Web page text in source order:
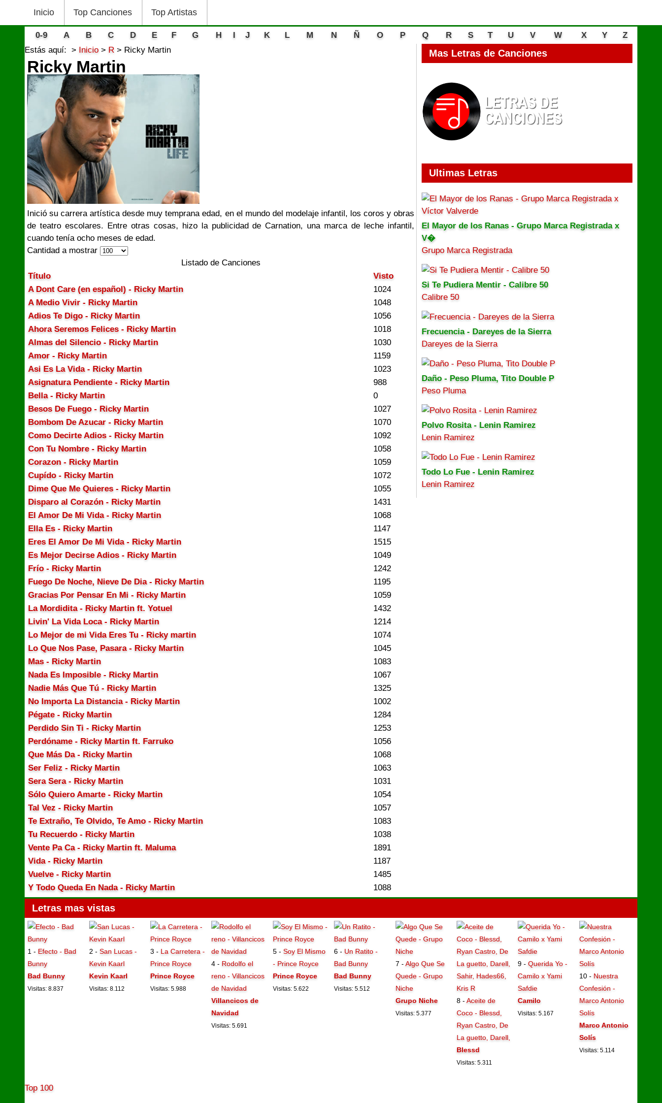
Inicio Top Canciones Top Artistas
0-9 A B C D E F G H I J K L M N Ñ O P Q R S T U V W X Y
Z
Estás aquí:
Inicio R Ricky Martin
Ricky Martin
Inició su carrera artística desde muy temprana edad, en el mundo del modelaje infantil, los coros y obras
de teatro escolares. Entre otras cosas, hizo la publicidad de Carnation, una marca de leche infantil,
cuando tenía ocho meses de edad.
Cantidad a mostrar
Listado de Canciones
Título
Visto
A Dont Care (en español) - Ricky Martin
1024
A Medio Vivir - Ricky Martin
1048
Adios Te Digo - Ricky Martin
1056
Ahora Seremos Felices - Ricky Martin
1018
Almas del Silencio - Ricky Martin
1030
Amor - Ricky Martin
1159
Asi Es La Vida - Ricky Martin
1023
Asignatura Pendiente - Ricky Martin
988
Bella - Ricky Martin
0
Besos De Fuego - Ricky Martin
1027
Bombom De Azucar - Ricky Martin
1070
Como Decirte Adios - Ricky Martin
1092
Con Tu Nombre - Ricky Martin
1058
Corazon - Ricky Martin
1059
Cupído - Ricky Martin
1072
Dime Que Me Quieres - Ricky Martin
1055
Disparo al Corazón - Ricky Martin
1431
El Amor De Mi Vida - Ricky Martin
1068
Ella Es - Ricky Martin
1147
Eres El Amor De Mi Vida - Ricky Martin
1515
Es Mejor Decirse Adios - Ricky Martin
1049
Frío - Ricky Martin
1242
Fuego De Noche, Nieve De Dia - Ricky Martin
1195
Gracias Por Pensar En Mi - Ricky Martin
1059
La Mordidita - Ricky Martin ft. Yotuel
1432
Livin' La Vida Loca - Ricky Martin
1214
Lo Mejor de mi Vida Eres Tu - Ricky martin
1074
Lo Que Nos Pase, Pasara - Ricky Martin
1045
Mas - Ricky Martin
1083
Nada Es Imposible - Ricky Martin
1067
Nadie Más Que Tú - Ricky Martin
1325
No Importa La Distancia - Ricky Martin
1002
Pégate - Ricky Martin
1284
Perdido Sin Ti - Ricky Martin
1253
Perdóname - Ricky Martin ft. Farruko
1056
Que Más Da - Ricky Martin
1068
Ser Feliz - Ricky Martin
1063
Sera Sera - Ricky Martin
1031
Sólo Quiero Amarte - Ricky Martin
1054
Tal Vez - Ricky Martin
1057
Te Extraño, Te Olvido, Te Amo - Ricky Martin
1083
Tu Recuerdo - Ricky Martin
1038
Vente Pa Ca - Ricky Martin ft. Maluma
1891
Vida - Ricky Martin
1187
Vuelve - Ricky Martin
1485
Y Todo Queda En Nada - Ricky Martin
1088
Mas Letras de Canciones
Ultimas Letras
El Mayor de los Ranas - Grupo Marca Registrada x
V�
Grupo Marca Registrada
Si Te Pudiera Mentir - Calibre 50
Calibre 50
Frecuencia - Dareyes de la Sierra
Dareyes de la Sierra
Daño - Peso Pluma, Tito Double P
Peso Pluma
Polvo Rosita - Lenin Ramirez
Lenin Ramirez
Todo Lo Fue - Lenin Ramirez
Lenin Ramirez
Letras mas vistas
1 - Efecto - Bad
Bunny
Bad Bunny
Visitas: 8.837
2 - San Lucas -
Kevin Kaarl
Kevin Kaarl
Visitas: 8.112
3 - La Carretera -
Prince Royce
Prince Royce
Visitas: 5.988
4 - Rodolfo el
reno - Villancicos
de Navidad
Villancicos de
Navidad
Visitas: 5.691
5 - Soy El Mismo
- Prince Royce
Prince Royce
Visitas: 5.622
6 - Un Ratito -
Bad Bunny
Bad Bunny
Visitas: 5.512
7 - Algo Que Se
Quede - Grupo
Niche
Grupo Niche
Visitas: 5.377
8 - Aceite de
Coco - Blessd,
Ryan Castro, De
La guetto, Darell,
Blessd
Visitas: 5.311
9 -Querida Yo -
Camilo x Yami
Safdie
Camilo
Visitas: 5.167
10 - Nuestra
Confesión -
Marco Antonio
Solís
Marco Antonio
Solís
Visitas: 5.114
Top 100